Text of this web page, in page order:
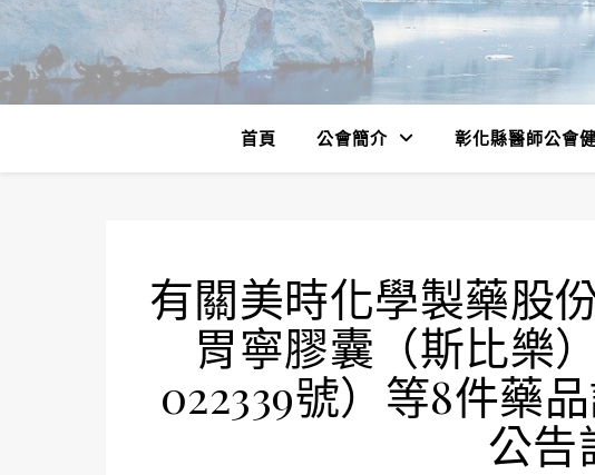
首頁 公會簡介 彰化縣醫師公會
有關美時化學製藥股
胃寧膠囊（斯比樂
022339號）等8件藥
公告